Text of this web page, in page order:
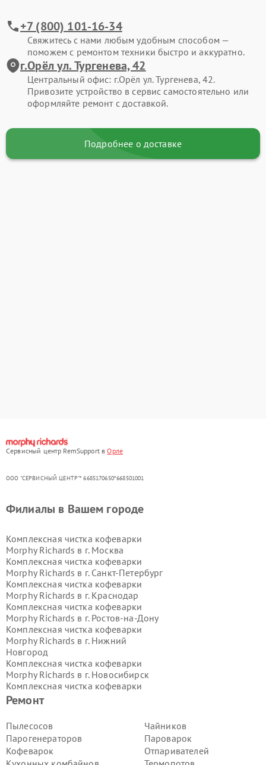
+7 (800) 101-16-34
Свяжитесь с нами любым удобным способом —
поможем с ремонтом техники быстро и аккуратно.
г.Орёл ул. Тургенева, 42
Центральный офис: г.Орёл ул. Тургенева, 42.
Привозите устройство в сервис самостоятельно или
оформляйте ремонт с доставкой.
Подробнее о доставке
Сервисный центр RemSupport вОрле
ООО "СЕРВИСНЫЙ ЦЕНТР"* 6685170650*668501001
Ремонт
Пылесосов
Парогенераторов
Кофеварок
Чайников
Пароварок
Отпаривателей
Филиалы в Вашем городе
Комплексная чистка кофеварки
Morphy Richards в г. Москва
Комплексная чистка кофеварки
Morphy Richards в г. Санкт-Петербург
Комплексная чистка кофеварки
Morphy Richards в г. Краснодар
Комплексная чистка кофеварки
Morphy Richards в г. Ростов-на-Дону
Комплексная чистка кофеварки
Morphy Richards в г. Нижний
Новгород
Комплексная чистка кофеварки
Morphy Richards в г. Новосибирск
Комплексная чистка кофеварки
Morphy Richards в г.
Комплексная чистка кофеварки
Комплексная чистка кофеварки
Morphy Richards в г.
Комплексная чистка кофеварки